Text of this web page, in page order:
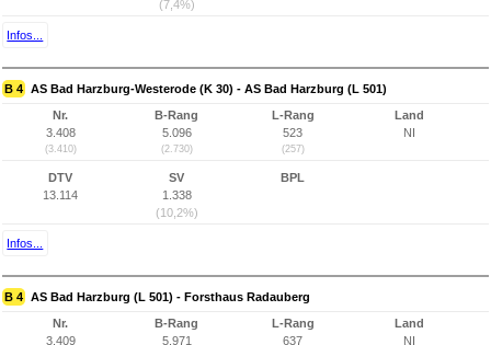
(7,4%)
Infos...
B 4 AS Bad Harzburg-Westerode (K 30) - AS Bad Harzburg (L 501)
Nr.
3.408
(3.410)
B-Rang
5.096
(2.730)
L-Rang
523
(257)
Land
NI
DTV
13.114
SV
1.338
(10,2%)
BPL
Infos...
B 4 AS Bad Harzburg (L 501) - Forsthaus Radauberg
Nr.
3.409
B-Rang
5.971
L-Rang
637
Land
NI